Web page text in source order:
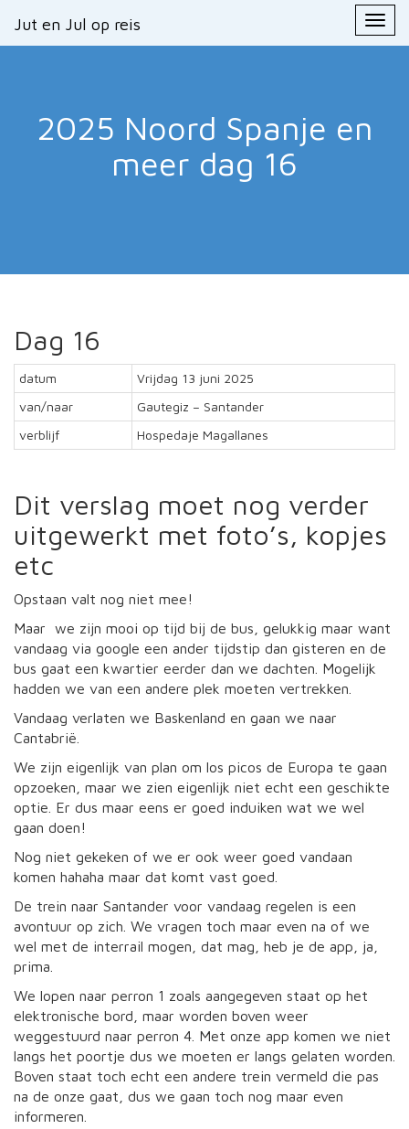
Jut en Jul op reis
Primary
Menu
Jut en Jul op reis
2025 Noord Spanje en
meer dag 16
Dag 16
datum
Vrijdag 13 juni 2025
van/naar
Gautegiz – Santander
verblijf
Hospedaje Magallanes
Dit verslag moet nog verder
uitgewerkt met foto’s, kopjes
etc
Opstaan valt nog niet mee!
Maar we zijn mooi op tijd bij de bus, gelukkig maar want
vandaag via google een ander tijdstip dan gisteren en de
bus gaat een kwartier eerder dan we dachten. Mogelijk
hadden we van een andere plek moeten vertrekken.
Vandaag verlaten we Baskenland en gaan we naar
Cantabrië.
We zijn eigenlijk van plan om los picos de Europa te gaan
opzoeken, maar we zien eigenlijk niet echt een geschikte
optie. Er dus maar eens er goed induiken wat we wel
gaan doen!
Nog niet gekeken of we er ook weer goed vandaan
komen hahaha maar dat komt vast goed.
De trein naar Santander voor vandaag regelen is een
avontuur op zich. We vragen toch maar even na of we
wel met de interrail mogen, dat mag, heb je de app, ja,
prima.
We lopen naar perron 1 zoals aangegeven staat op het
elektronische bord, maar worden boven weer
weggestuurd naar perron 4. Met onze app komen we niet
langs het poortje dus we moeten er langs gelaten worden.
Boven staat toch echt een andere trein vermeld die pas
na de onze gaat, dus we gaan toch nog maar even
informeren.